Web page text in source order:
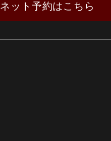
ネット予約はこちら